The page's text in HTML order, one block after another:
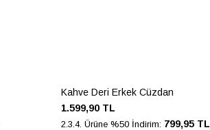
Kahve Deri Erkek Cüzdan
1.599,90 TL
2.3.4. Ürüne %50 İndirim: 799,95 TL